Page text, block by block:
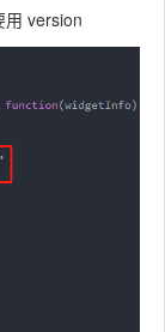
version